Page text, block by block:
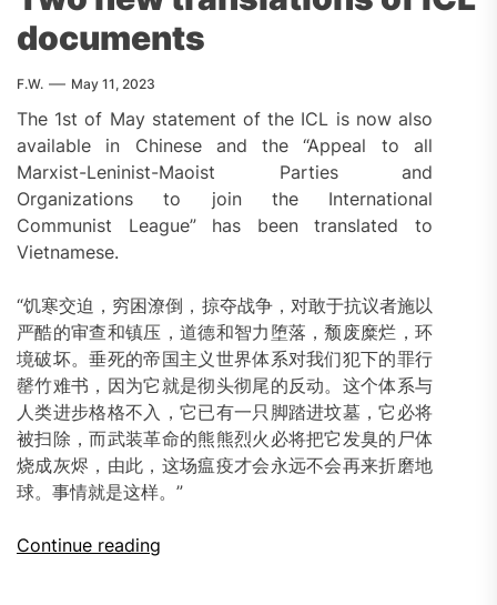
documents
F.W. May 11, 2023
The 1st of May statement of the ICL is now also
available in Chinese and the “Appeal to all
Marxist-Leninist-Maoist Parties and
Organizations to join the International
Communist League” has been translated to
Vietnamese.
“饥寒交迫，穷困潦倒，掠夺战争，对敢于抗议者施以
严酷的审查和镇压，道德和智力堕落，颓废糜烂，环
境破坏。垂死的帝国主义世界体系对我们犯下的罪行
罄竹难书，因为它就是彻头彻尾的反动。这个体系与
人类进步格格不入，它已有一只脚踏进坟墓，它必将
被扫除，而武装革命的熊熊烈火必将把它发臭的尸体
烧成灰烬，由此，这场瘟疫才会永远不会再来折磨地
球。事情就是这样。”
Continue reading